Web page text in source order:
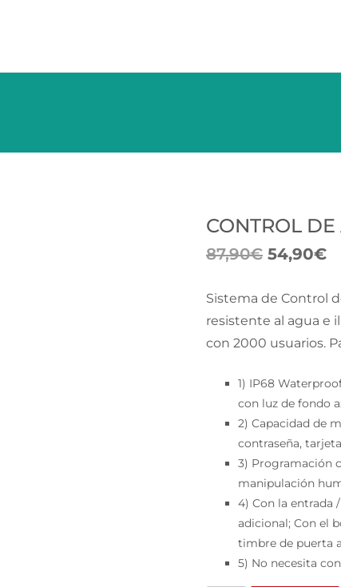
CONTROL DE
87,90€ 54,90€
Sistema de Control
resistente al agua e
con 2000 usuarios.
1) IP68
con luz de fondo
2) Capacidad de
contraseña,
3) Programación
manipulación
4) Con la entrada
adicional; Con el
timbre de puerta
5) No necesita